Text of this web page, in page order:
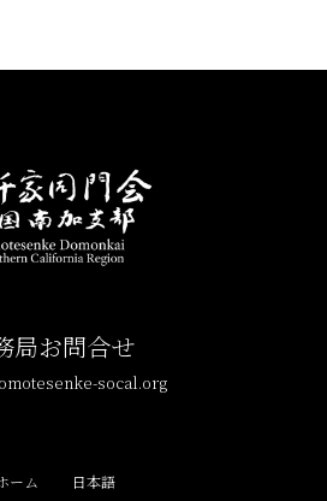
局お問合せ
socal.org
ーム 日本語